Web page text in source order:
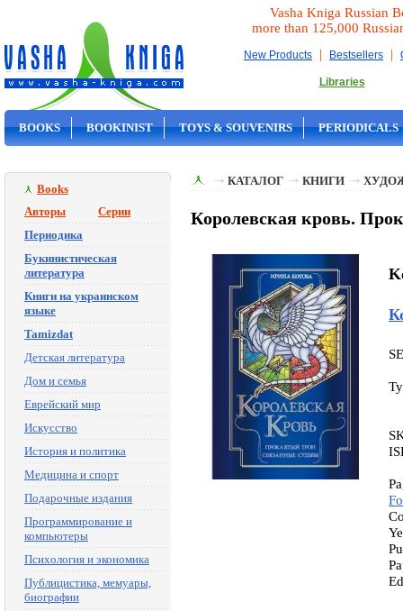
Vasha Kniga Russian
more than 125,000
New Products | Bestsellers |
Libraries
BOOKS BOOKINIST TOYS & SOUVENIRS PERIODICALS
Books
Авторы
Серии
Периодика
Букинистическая
литература
Книги на украинском
языке
Tamizdat
Детская литература
Дом и семья
Еврейский мир
Искусство
История и политика
Медицина и спорт
Подарочные издания
Программирование и
компьютеры
Психология и экономика
Публицистика, мемуары,
биографии
КАТАЛОГ КНИГИ
Королевская кровь.